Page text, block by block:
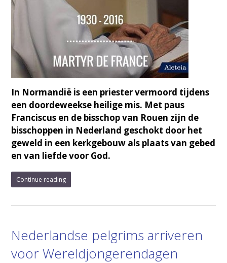
In Normandië is een priester vermoord tijdens
een doordeweekse heilige mis. Met paus
Franciscus en de bisschop van Rouen zijn de
bisschoppen in Nederland geschokt door het
geweld in een kerkgebouw als plaats van gebed
en van liefde voor God.
Continue reading
Nederlandse pelgrims arriveren
voor Wereldjongerendagen